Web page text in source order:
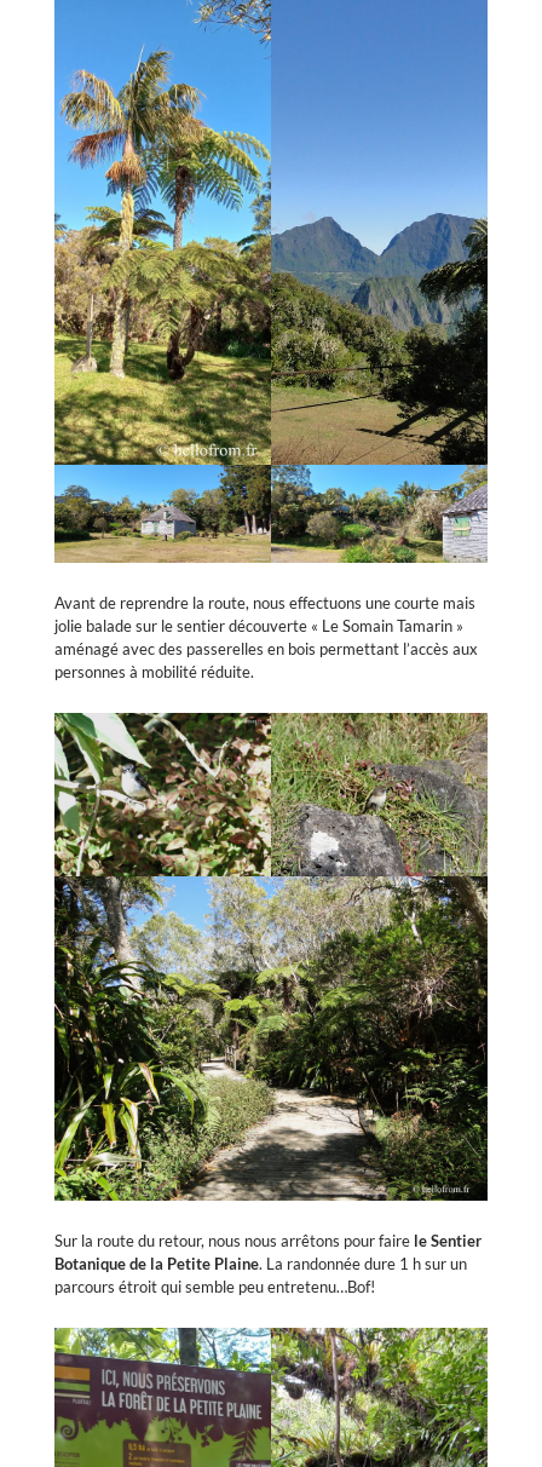
Avant de reprendre la route, nous effectuons une courte mais
jolie balade sur le sentier découverte « Le Somain Tamarin »
aménagé avec des passerelles en bois permettant l’accès aux
personnes à mobilité réduite.
Sur la route du retour, nous nous arrêtons pour faire le Sentier
Botanique de la Petite Plaine. La randonnée dure 1 h sur un
parcours étroit qui semble peu entretenu…Bof!